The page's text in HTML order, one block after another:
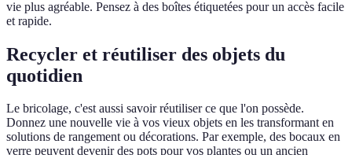
vie plus agréable. Pensez à des boîtes étiquetées pour un accès facile
et rapide.
Recycler et réutiliser des objets du
quotidien
Le bricolage, c'est aussi savoir réutiliser ce que l'on possède.
Donnez une nouvelle vie à vos vieux objets en les transformant en
solutions de rangement ou décorations. Par exemple, des bocaux en
verre peuvent devenir des pots pour vos plantes ou un ancien